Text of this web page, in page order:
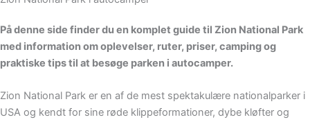
På denne side finder du en komplet guide til Zion National Park
med information om oplevelser, ruter, priser, camping og
praktiske tips til at besøge parken i autocamper.
Zion National Park er en af de mest spektakulære nationalparker i
USA og kendt for sine røde klippeformationer, dybe kløfter og